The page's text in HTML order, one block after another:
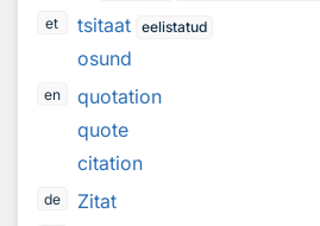
et
tsitaat eelistatud
osund
en
quotation
quote
citation
de Zitat